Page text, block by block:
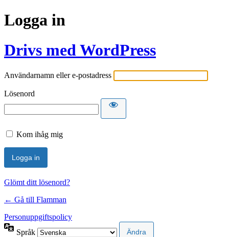
Logga in
Drivs med WordPress
Användarnamn eller e-postadress
Lösenord
Kom ihåg mig
Glömt ditt lösenord?
← Gå till Flamman
Personuppgiftspolicy
Språk